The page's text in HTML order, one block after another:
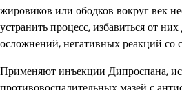
жировиков или ободков вокруг век
устранить процесс, избавиться от
осложнений, негативных реакций со
Применяют инъекции Дипроспана,